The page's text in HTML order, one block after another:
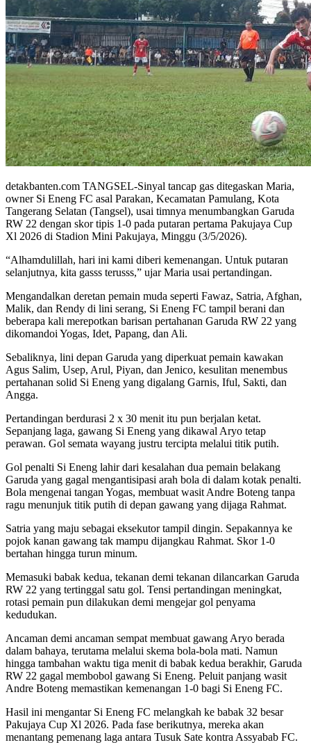
detakbanten.com TANGSEL-Sinyal tancap gas ditegaskan Maria,
owner Si Eneng FC asal Parakan, Kecamatan Pamulang, Kota
Tangerang Selatan (Tangsel), usai timnya menumbangkan Garuda
RW 22 dengan skor tipis 1-0 pada putaran pertama Pakujaya Cup
Xl 2026 di Stadion Mini Pakujaya, Minggu (3/5/2026).
“Alhamdulillah, hari ini kami diberi kemenangan. Untuk putaran
selanjutnya, kita gasss terusss,” ujar Maria usai pertandingan.
Mengandalkan deretan pemain muda seperti Fawaz, Satria, Afghan,
Malik, dan Rendy di lini serang, Si Eneng FC tampil berani dan
beberapa kali merepotkan barisan pertahanan Garuda RW 22 yang
dikomandoi Yogas, Idet, Papang, dan Ali.
Sebaliknya, lini depan Garuda yang diperkuat pemain kawakan
Agus Salim, Usep, Arul, Piyan, dan Jenico, kesulitan menembus
pertahanan solid Si Eneng yang digalang Garnis, Iful, Sakti, dan
Angga.
Pertandingan berdurasi 2 x 30 menit itu pun berjalan ketat.
Sepanjang laga, gawang Si Eneng yang dikawal Aryo tetap
perawan. Gol semata wayang justru tercipta melalui titik putih.
Gol penalti Si Eneng lahir dari kesalahan dua pemain belakang
Garuda yang gagal mengantisipasi arah bola di dalam kotak penalti.
Bola mengenai tangan Yogas, membuat wasit Andre Boteng tanpa
ragu menunjuk titik putih di depan gawang yang dijaga Rahmat.
Satria yang maju sebagai eksekutor tampil dingin. Sepakannya ke
pojok kanan gawang tak mampu dijangkau Rahmat. Skor 1-0
bertahan hingga turun minum.
Memasuki babak kedua, tekanan demi tekanan dilancarkan Garuda
RW 22 yang tertinggal satu gol. Tensi pertandingan meningkat,
rotasi pemain pun dilakukan demi mengejar gol penyama
kedudukan.
Ancaman demi ancaman sempat membuat gawang Aryo berada
dalam bahaya, terutama melalui skema bola-bola mati. Namun
hingga tambahan waktu tiga menit di babak kedua berakhir, Garuda
RW 22 gagal membobol gawang Si Eneng. Peluit panjang wasit
Andre Boteng memastikan kemenangan 1-0 bagi Si Eneng FC.
Hasil ini mengantar Si Eneng FC melangkah ke babak 32 besar
Pakujaya Cup Xl 2026. Pada fase berikutnya, mereka akan
menantang pemenang laga antara Tusuk Sate kontra Assyabab FC.